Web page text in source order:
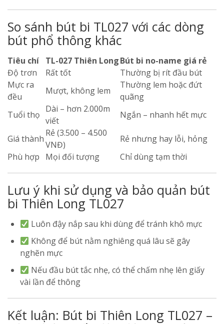
So sánh bút bi TL027 với các dòng
bút phổ thông khác
Tiêu chí TL-027 Thiên LongBút bi no-name giá rẻ
Độ trơn
Rất tốt
Thường bị rít đầu bút
Mực ra
đều
Mượt, không lem
Thường lem hoặc đứt
quãng
Tuổi thọ
Dài – hơn 2.000m
viết
Ngắn – nhanh hết mực
Giá thành
Rẻ (3.500 – 4.500
VNĐ)
Rẻ nhưng hay lỗi, hỏng
Phù hợp
Mọi đối tượng Chỉ dùng tạm thời
Lưu ý khi sử dụng và bảo quản bút
bi Thiên Long TL027
Luôn đậy nắp sau khi dùng để tránh khô mực
Không để bút nằm nghiêng quá lâu sẽ gây
nghẽn mực
Nếu đầu bút tắc nhẹ, có thể chấm nhẹ lên giấy
vài lần để thông
Kết luận: Bút bi Thiên Long TL027 –